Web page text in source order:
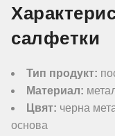
салфетки
Тип продукт:
Материал:
Цвят: черна
основа